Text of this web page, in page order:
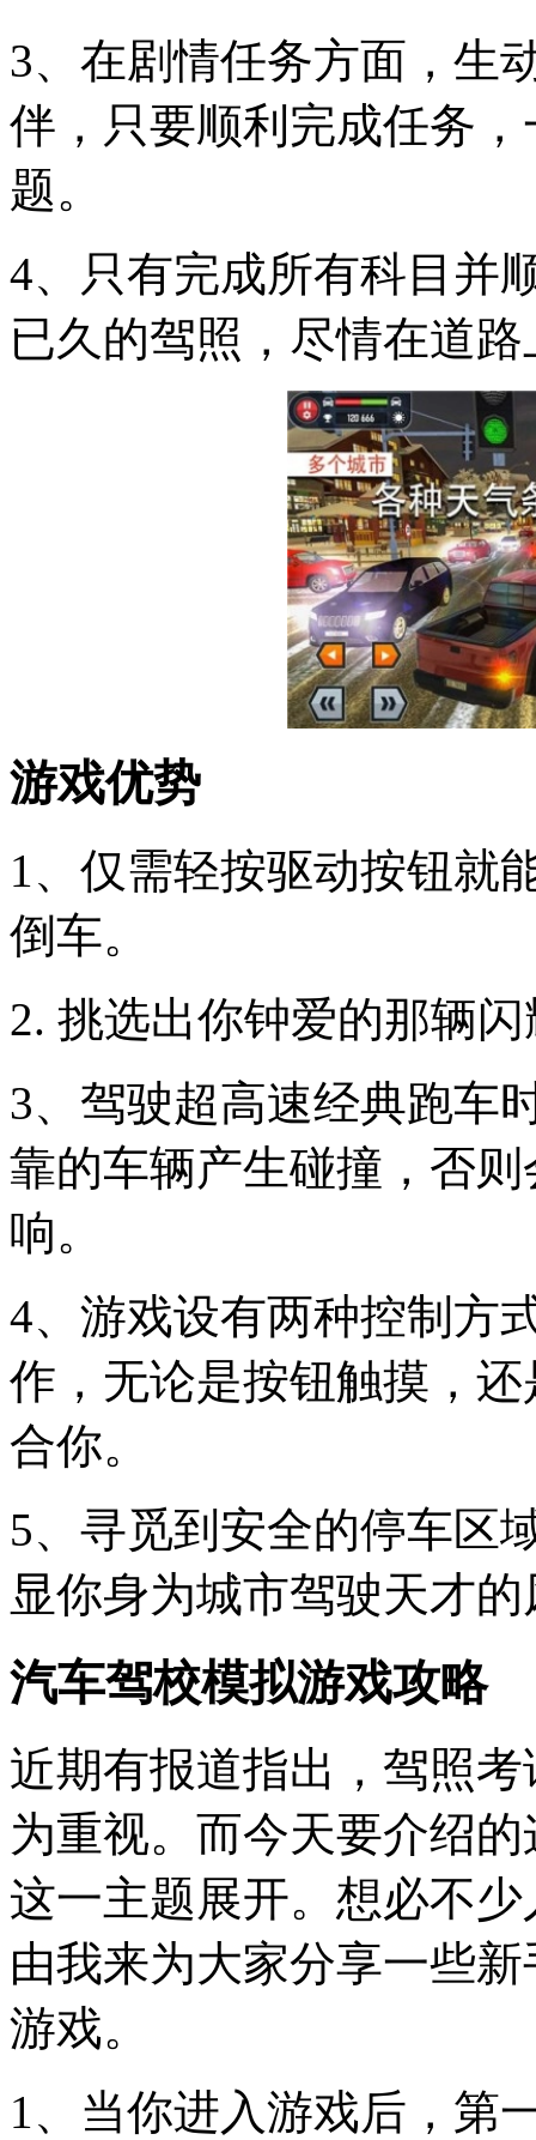
3、在剧情任务方面，生
伴，只要顺利完成任务
题。
4、只有完成所有科目并
已久的驾照，尽情在道
游戏优势
1、仅需轻按驱动按钮就
倒车。
2. 挑选出你钟爱的那辆
3、驾驶超高速经典跑车
靠的车辆产生碰撞，否
响。
4、游戏设有两种控制方
作，无论是按钮触摸，
合你。
5、寻觅到安全的停车区
显你身为城市驾驶天才
汽车驾校模拟游戏攻略
近期有报道指出，驾照
为重视。而今天要介绍
这一主题展开。想必不
由我来为大家分享一些
游戏。
1、当你进入游戏后，第